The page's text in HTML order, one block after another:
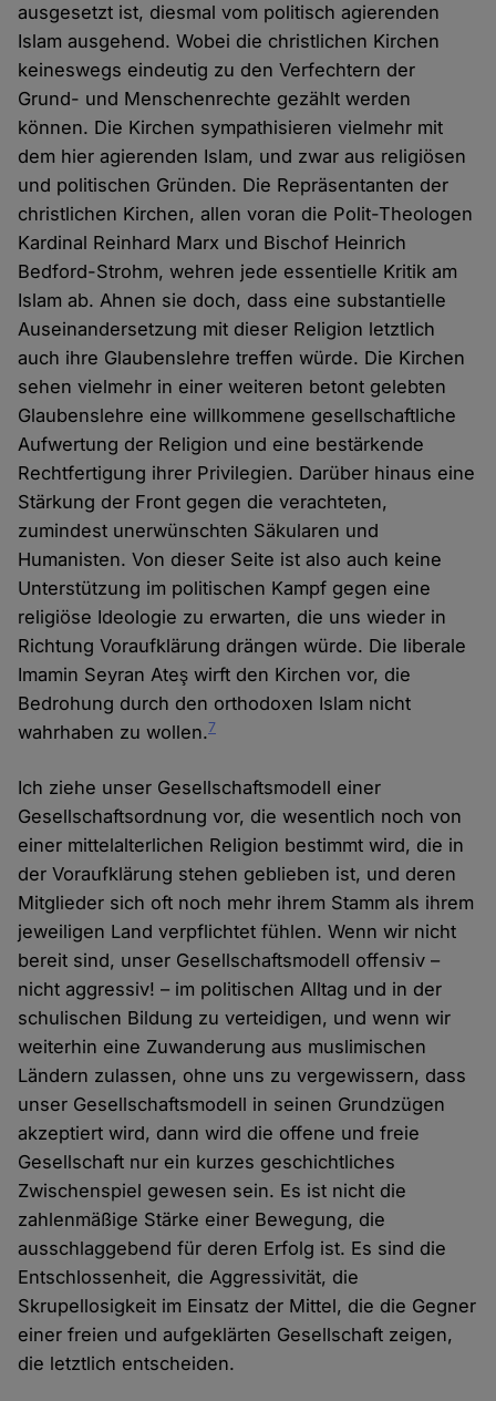
ausgesetzt ist, diesmal vom politisch agierenden
Islam ausgehend. Wobei die christlichen Kirchen
keineswegs eindeutig zu den Verfechtern der
Grund- und Menschenrechte gezählt werden
können. Die Kirchen sympathisieren vielmehr mit
dem hier agierenden Islam, und zwar aus religiösen
und politischen Gründen. Die Repräsentanten der
christlichen Kirchen, allen voran die Polit-Theologen
Kardinal Reinhard Marx und Bischof Heinrich
Bedford-Strohm, wehren jede essentielle Kritik am
Islam ab. Ahnen sie doch, dass eine substantielle
Auseinandersetzung mit dieser Religion letztlich
auch ihre Glaubenslehre treffen würde. Die Kirchen
sehen vielmehr in einer weiteren betont gelebten
Glaubenslehre eine willkommene gesellschaftliche
Aufwertung der Religion und eine bestärkende
Rechtfertigung ihrer Privilegien. Darüber hinaus eine
Stärkung der Front gegen die verachteten,
zumindest unerwünschten Säkularen und
Humanisten. Von dieser Seite ist also auch keine
Unterstützung im politischen Kampf gegen eine
religiöse Ideologie zu erwarten, die uns wieder in
Richtung Voraufklärung drängen würde. Die liberale
Imamin Seyran Ateş wirft den Kirchen vor, die
Bedrohung durch den orthodoxen Islam nicht
wahrhaben zu wollen.7
Ich ziehe unser Gesellschaftsmodell einer
Gesellschaftsordnung vor, die wesentlich noch von
einer mittelalterlichen Religion bestimmt wird, die in
der Voraufklärung stehen geblieben ist, und deren
Mitglieder sich oft noch mehr ihrem Stamm als ihrem
jeweiligen Land verpflichtet fühlen. Wenn wir nicht
bereit sind, unser Gesellschaftsmodell offensiv –
nicht aggressiv! – im politischen Alltag und in der
schulischen Bildung zu verteidigen, und wenn wir
weiterhin eine Zuwanderung aus muslimischen
Ländern zulassen, ohne uns zu vergewissern, dass
unser Gesellschaftsmodell in seinen Grundzügen
akzeptiert wird, dann wird die offene und freie
Gesellschaft nur ein kurzes geschichtliches
Zwischenspiel gewesen sein. Es ist nicht die
zahlenmäßige Stärke einer Bewegung, die
ausschlaggebend für deren Erfolg ist. Es sind die
Entschlossenheit, die Aggressivität, die
Skrupellosigkeit im Einsatz der Mittel, die die Gegner
einer freien und aufgeklärten Gesellschaft zeigen,
die letztlich entscheiden.